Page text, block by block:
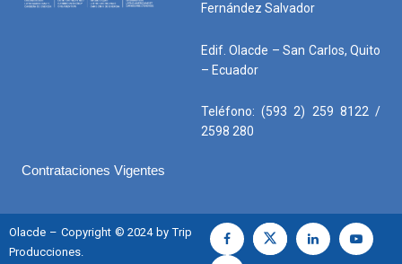
Fernández Salvador
Edif. Olacde – San Carlos, Quito
– Ecuador
Teléfono: (593 2) 259 8122 /
2598 280
Contrataciones Vigentes
Olacde – Copyright © 2024 by Trip
Producciones.